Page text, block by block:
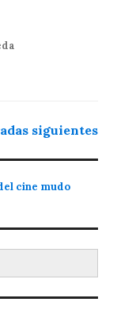
siguientes
cine mudo